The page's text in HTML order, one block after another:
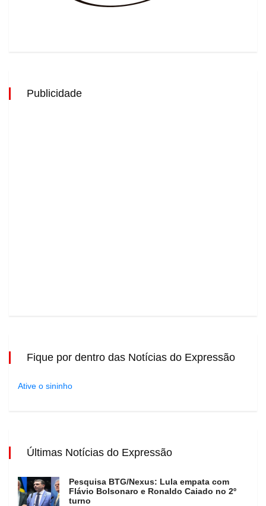
Publicidade
Fique por dentro das Notícias do Expressão
Ative o sininho
Últimas Notícias do Expressão
Pesquisa BTG/Nexus: Lula empata com
Flávio Bolsonaro e Ronaldo Caiado no 2º
turno